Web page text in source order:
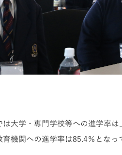
は大学・専門学校等への進学率
育機関への進学率は85.4％となっ